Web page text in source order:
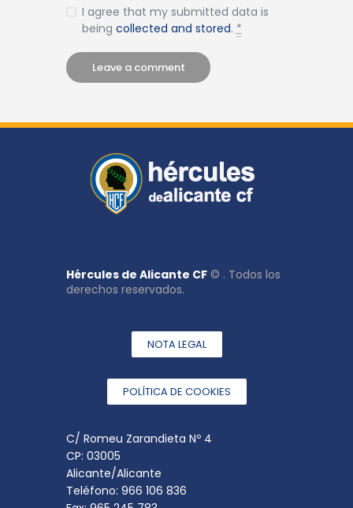
I agree that my submitted data is
being collected and stored.*
Hércules de Alicante CF © . Todos los
derechos reservados.
NOTA LEGAL
POLÍTICA DE COOKIES
C/ Romeu Zarandieta Nº 4
CP: 03005
Alicante/Alicante
Teléfono: 966 106 836